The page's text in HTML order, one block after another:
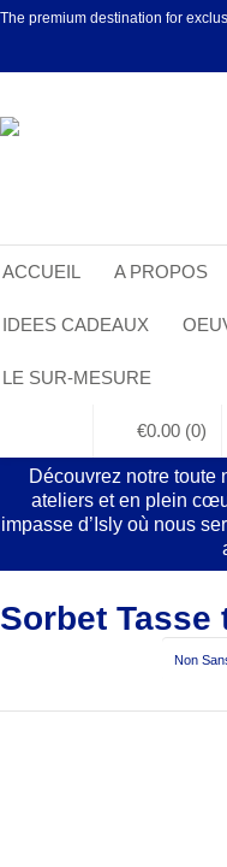
The premium destination for
ACCUEIL A PROPOS
IDEES CADEAUX
LE SUR-MESURE
€0.00 (0)
Découvrez notre toute
ateliers et en plein
impasse d’Isly où nous
Sorbet Tasse
Non